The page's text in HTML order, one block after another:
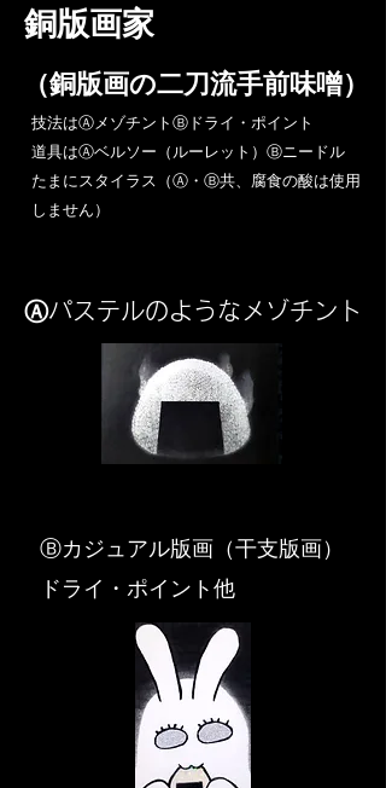
​銅版画家
​（銅版画の二刀流手前味噌）
​技法はⒶメゾチントⒷドライ・ポイント
道具はⒶベルソー（ルーレット）Ⓑニードル
​たまにスタイラス（Ⓐ・Ⓑ共、腐食の酸は使用
しません）
Ⓐパステルのようなメゾチント
​Ⓑカジュアル版画（干支版画）
ドライ・ポイント他